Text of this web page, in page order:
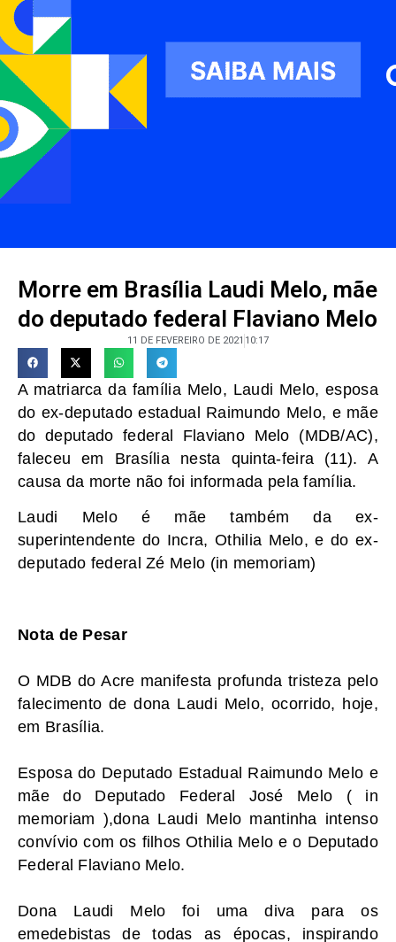
Morre em Brasília Laudi Melo, mãe
do deputado federal Flaviano Melo
11 DE FEVEREIRO DE 2021 10:17
A matriarca da família Melo, Laudi Melo, esposa
do ex-deputado estadual Raimundo Melo, e mãe
do deputado federal Flaviano Melo (MDB/AC),
faleceu em Brasília nesta quinta-feira (11). A
causa da morte não foi informada pela família.
Laudi Melo é mãe também da ex-
superintendente do Incra, Othilia Melo, e do ex-
deputado federal Zé Melo (in memoriam)
Nota de Pesar
O MDB do Acre manifesta profunda tristeza pelo
falecimento de dona Laudi Melo, ocorrido, hoje,
em Brasília.
Esposa do Deputado Estadual Raimundo Melo e
mãe do Deputado Federal José Melo ( in
memoriam ),dona Laudi Melo mantinha intenso
convívio com os filhos Othilia Melo e o Deputado
Federal Flaviano Melo.
Dona Laudi Melo foi uma diva para os
emedebistas de todas as épocas, inspirando